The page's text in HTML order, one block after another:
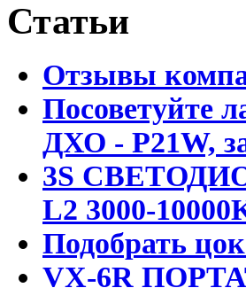
Статьи
Отзывы
Посоветуйте
ДХО - P21W,
3S
L2 3000-
Подобрать
VX-6R